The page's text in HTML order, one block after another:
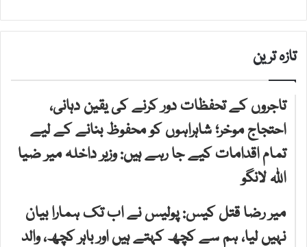
تازہ ترین
تاجروں کے تحفظات دور کرنے کی یقین دہانی،
احتجاج موخر؛ شاہراہوں کو محفوظ بنانے کے لیے
تمام اقدامات کیے جا رہے ہیں: وزیر داخلہ میر ضیا
اللہ لانگو
میر رضا قتل کیس: پولیس نے اب تک ہمارا بیان
نہیں لیا، ہم سے کچھ کہتے ہیں اور باہر کچھ، والد